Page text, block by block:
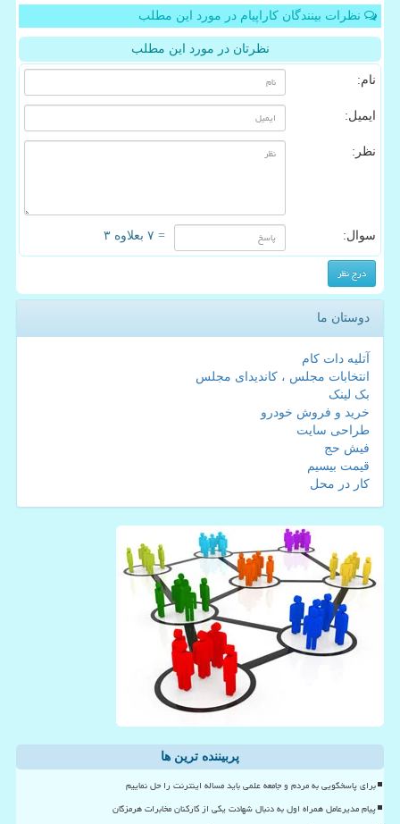
نظرات بینندگان کاراپیام در مورد این مطلب
نظرتان در مورد این مطلب
نام:
ایمیل:
نظر:
سوال: = ۷ بعلاوه ۳
دوستان ما
آتلیه دات کام
انتخابات مجلس ، کاندیدای مجلس
بک لینک
خرید و فروش خودرو
طراحی سایت
فیش حج
قیمت بیسیم
کار در محل
پربیننده ترین ها
برای پاسخگویی به مردم و جامعه علمی باید مساله اینترنت را حل نماییم
پیام مدیرعامل همراه اول به دنبال شهادت یکی از کارکنان مخابرات هرمزگان